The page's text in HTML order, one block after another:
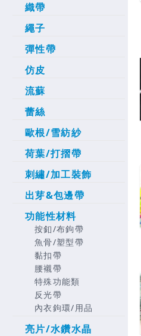
織帶
繩子
彈性帶
仿皮
流蘇
蕾絲
歐根/雪紡紗
荷葉/打摺帶
刺繡/加工裝飾
出芽&包邊帶
功能性材料
按釦/布鉤帶
魚骨/塑型帶
黏扣帶
腰襯帶
特殊功能類
反光帶
內衣鉤環/用品
亮片/水鑽水晶